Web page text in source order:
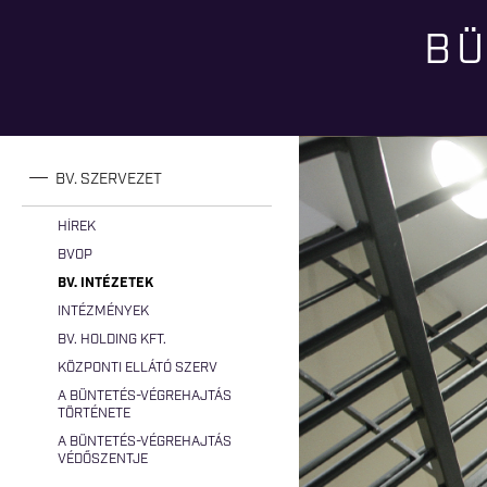
BV. SZERVEZET
HÍREK
BVOP
BV. INTÉZETEK
INTÉZMÉNYEK
BV. HOLDING KFT.
KÖZPONTI ELLÁTÓ SZERV
A BÜNTETÉS-VÉGREHAJTÁS
TÖRTÉNETE
A BÜNTETÉS-VÉGREHAJTÁS
VÉDŐSZENTJE